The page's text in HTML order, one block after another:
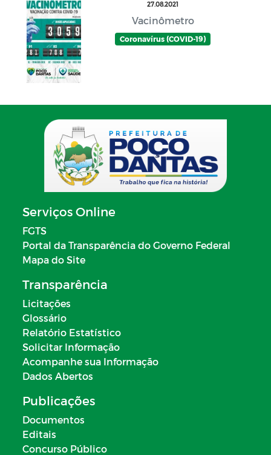
27.08.2021
Vacinômetro
Coronavírus (COVID-19)
Serviços Online
FGTS
Portal da Transparência do Governo Federal
Mapa do Site
Transparência
Licitações
Glossário
Relatório Estatístico
Solicitar Informação
Acompanhe sua Informação
Dados Abertos
Publicações
Documentos
Editais
Concurso Público